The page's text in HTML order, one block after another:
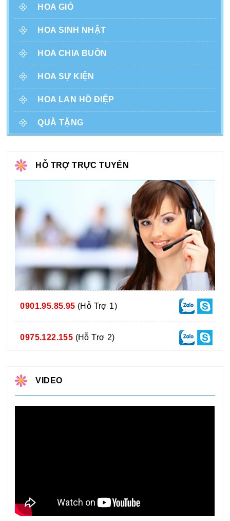
HOA GIỎ
HOA SINH NHẬT
HOA CHIA BUỒN
HOA SỰ KIỆN
HOA LAN HỒ ĐIỆP
QUÀ TẶNG
HỖ TRỢ TRỰC TUYẾN
0901.95.85.95 (Hỗ Trợ 1)
0975.122.155 (Hỗ Trợ 2)
VIDEO